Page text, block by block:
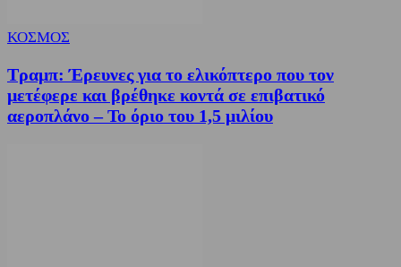
ΚΟΣΜΟΣ
Τραμπ: Έρευνες για το ελικόπτερο που τον
μετέφερε και βρέθηκε κοντά σε επιβατικό
αεροπλάνο – Το όριο του 1,5 μιλίου